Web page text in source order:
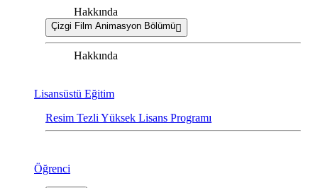
Hakkında
Çizgi Film Animasyon Bölümü
Hakkında
Lisansüstü Eğitim
Resim Tezli Yüksek Lisans Programı
Öğrenci